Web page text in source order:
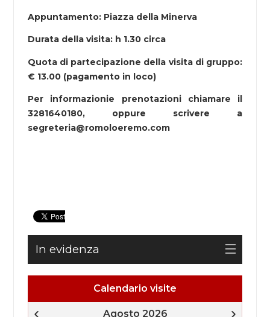
Calendario visite
Agosto 2026
Appuntamento: Piazza della Minerva
Durata della visita: h 1.30 circa
Quota di partecipazione della visita di gruppo:
€ 13.00 (pagamento in loco)
Per informazionie prenotazioni chiamare il
3281640180, oppure scrivere a
segreteria@romoloeremo.com
In evidenza